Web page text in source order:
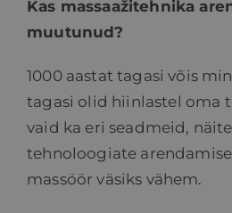
Kas massaažitehnika
muutunud?
1000 aastat tagasi võis
tagasi olid hiinlastel oma
vaid ka eri seadmeid,
tehnoloogiate
massöör väsiks vähem.